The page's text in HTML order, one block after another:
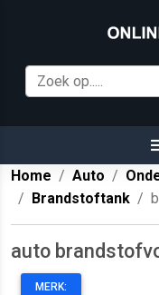
Home
Auto
Brandstoftank
auto
MERK: